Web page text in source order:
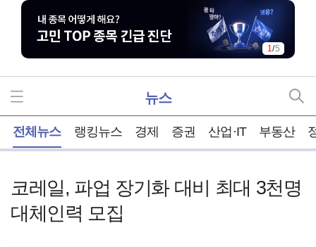
2/5
뉴스
전체뉴스 랭킹뉴스 경제 증권 산업·IT 부동산
코레일, 파업 장기화 대비 최대 3천명
대체인력 모집